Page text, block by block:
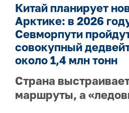
Китай планирует
Арктике: в 2026
Севморпути
совокупный
около 1,4 млн тонн
Страна
маршруты, а